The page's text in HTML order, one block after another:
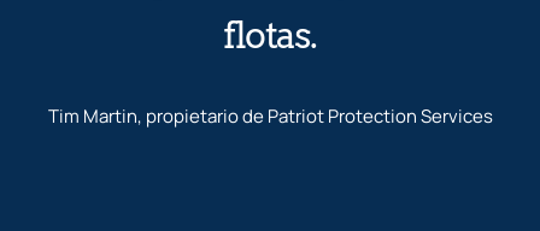
flotas.
Tim Martin, propietario de Patriot Protection Services